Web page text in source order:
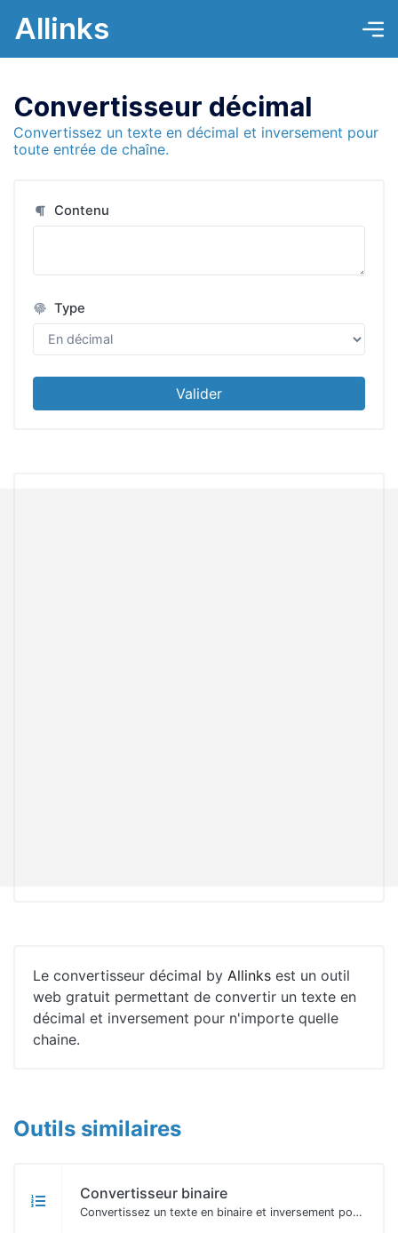
Allinks
Convertisseur décimal
Convertissez un texte en décimal et inversement pour
toute entrée de chaîne.
Contenu
Type
Valider
Le convertisseur décimal by Allinks est un outil
web gratuit permettant de convertir un texte en
décimal et inversement pour n'importe quelle
chaine.
Outils similaires
Convertisseur binaire
Convertissez un texte en binaire et inversement pour n'importe quelle chaine.